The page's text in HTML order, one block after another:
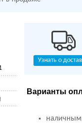
Узнать о
Варианты